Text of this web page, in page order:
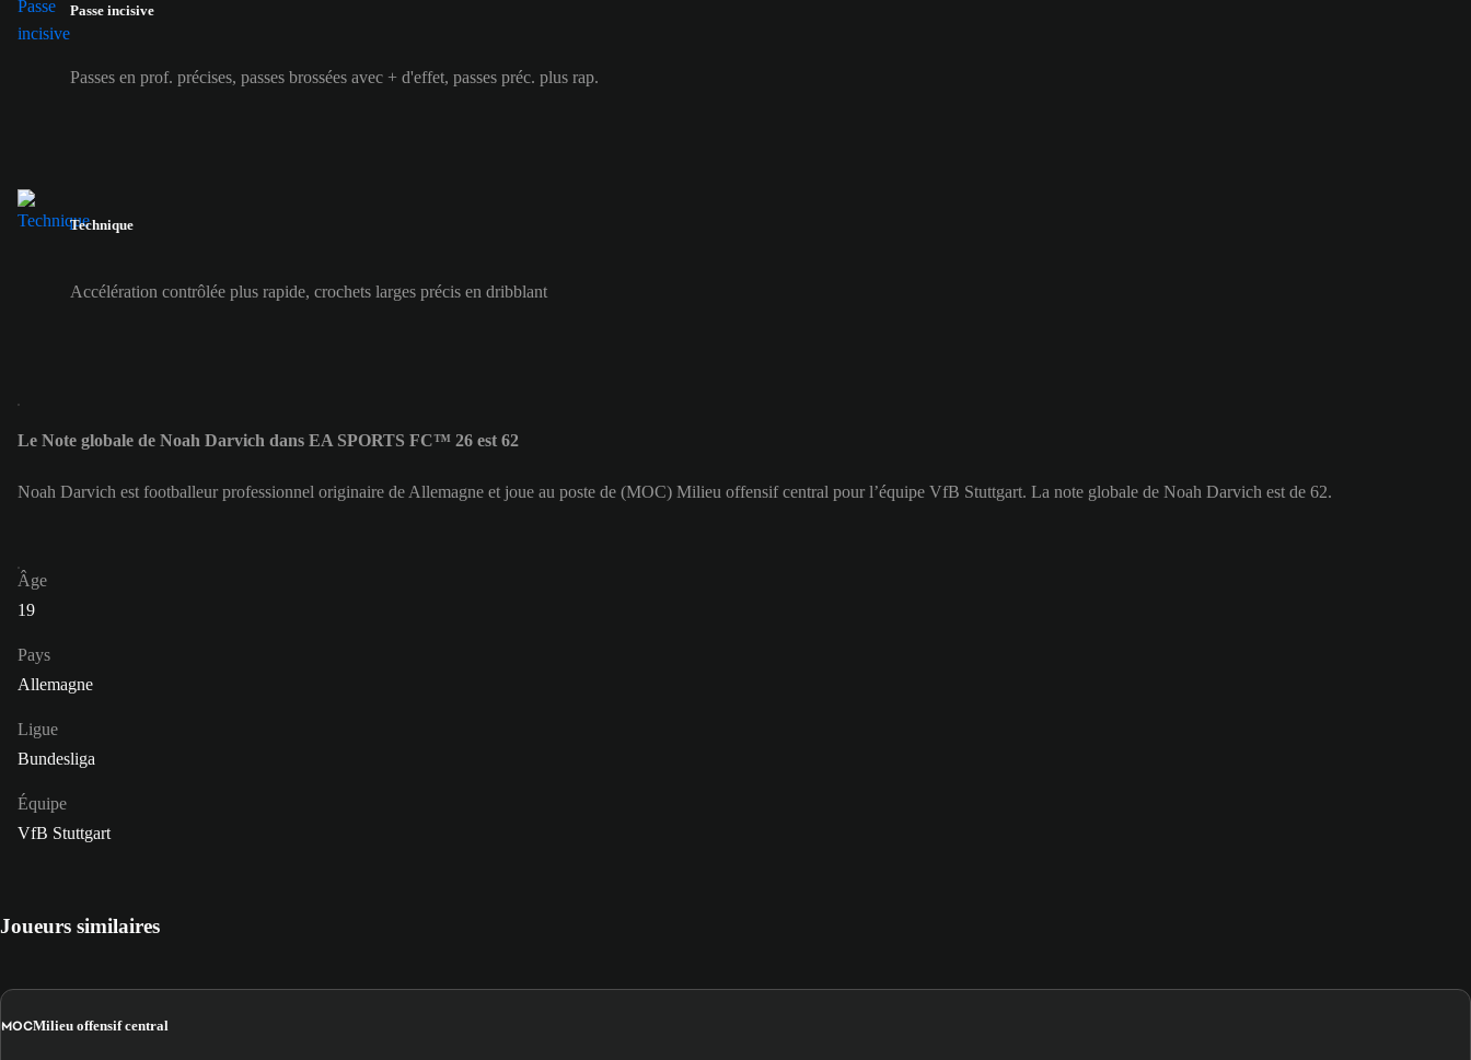
Passe incisive
Passes en prof. précises, passes brossées avec + d'effet, passes préc. plus rap.
Technique
Accélération contrôlée plus rapide, crochets larges précis en dribblant
Le Note globale de Noah Darvich dans EA SPORTS FC™ 26 est 62
Noah Darvich est footballeur professionnel originaire de Allemagne et joue au poste de (MOC) Milieu offensif central pour l’équipe VfB Stuttgart. La note globale de Noah Darvich est de 62.
Âge
19
Pays
Allemagne
Ligue
Bundesliga
Équipe
VfB Stuttgart
Joueurs similaires
MOCMilieu offensif central